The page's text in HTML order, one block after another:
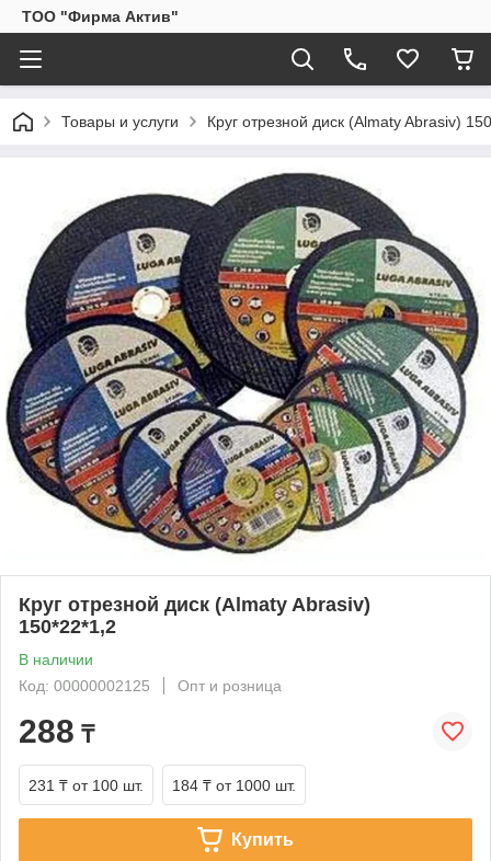
ТОО "Фирма Актив"
Товары и услуги Круг отрезной диск (Almaty Abrasiv)
Круг отрезной диск (Almaty Abrasiv)
150*22*1,2
В наличии
Код: 00000002125
Опт и розница
288 ₸
231 ₸ от 100 шт. 184 ₸ от 1000 шт.
Купить